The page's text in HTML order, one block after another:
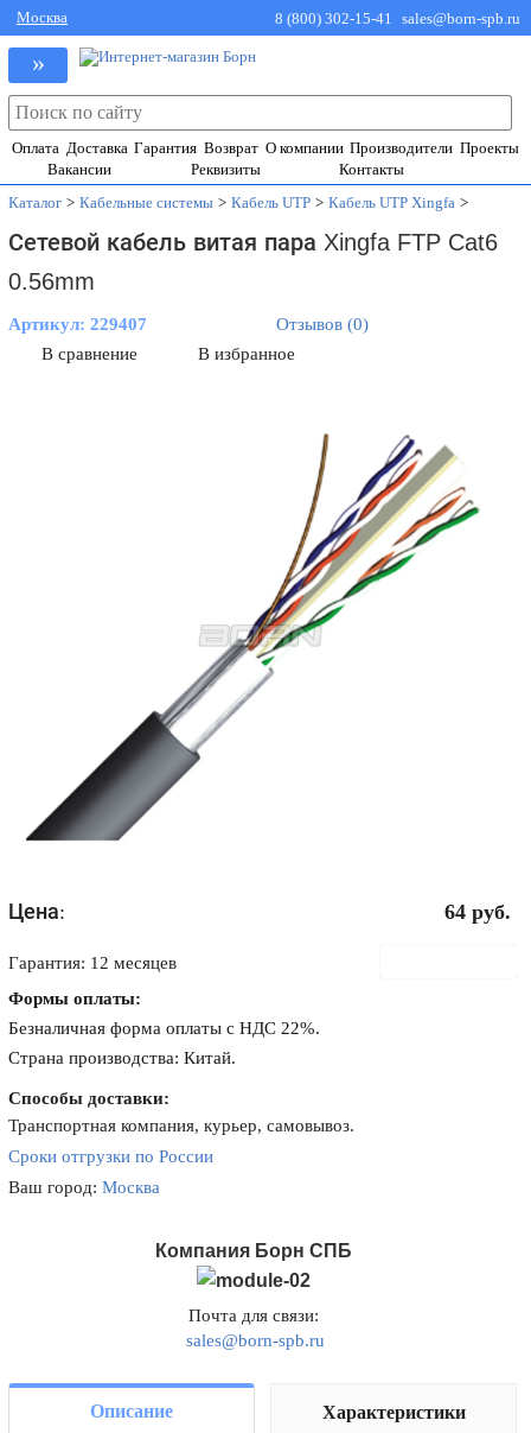
Москва 8 (800) 302-15-41 sales@born-spb.ru
»
Оплата Доставка Гарантия Возврат О компании Производители Проекты
Вакансии
Реквизиты
Контакты
Каталог > Кабельные системы > Кабель UTP > Кабель UTP Xingfa >
Сетевой кабель витая пара Xingfa FTP Cat6
0.56mm
Артикул:229407
Отзывов (0)
В сравнение
В избранное
Цена: 64 руб.
Гарантия: 12 месяцев
Формы оплаты:
Безналичная форма оплаты с НДС 22%.
Страна производства: Китай.
Способы доставки:
Транспортная компания, курьер, самовывоз.
Сроки отгрузки по России
Ваш город:Москва
Компания Борн СПБ
Почта для связи:
sales@born-spb.ru
Описание Характеристики